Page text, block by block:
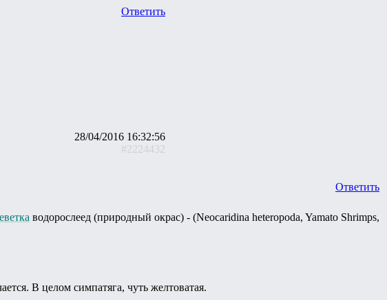
Ответить
28/04/2016 16:32:56
#2224432
Ответить
водорослеед (природный окрас) - (Neocaridina heteropoda, Yamato Shrimps,
В целом симпатяга, чуть желтоватая.